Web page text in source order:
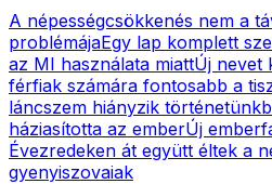
A népességcsökkenés nem a
problémájaEgy lap komplett
az MI használata miattÚj nevet
férfiak számára fontosabb a
láncszem hiányzik
háziasította az emberÚj
Évezredeken át együtt éltek a
gyenyiszovaiak